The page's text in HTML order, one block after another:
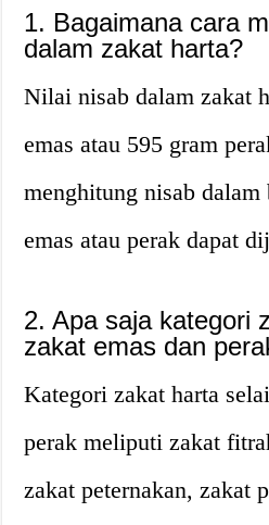
1. Bagaimana cara
dalam zakat harta?
Nilai nisab dalam zakat
emas atau 595 gram
menghitung nisab
emas atau perak dapat
2. Apa saja kategori
zakat emas dan
Kategori zakat harta
perak meliputi zakat
zakat peternakan, zakat